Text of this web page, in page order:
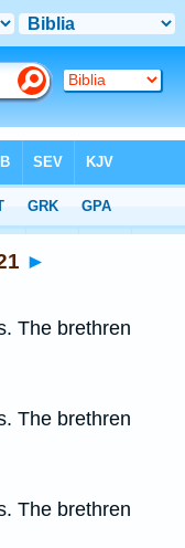
►
The brethren
The brethren
The brethren